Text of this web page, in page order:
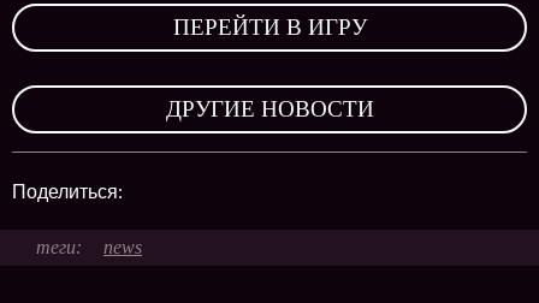
ПЕРЕЙТИ В ИГРУ
ДРУГИЕ НОВОСТИ
Поделиться:
news